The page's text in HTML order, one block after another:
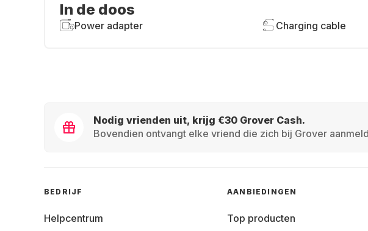
In de doos
Power adapter Charging cable
Nodig vrienden uit, krijg €30 Grover Cash.
Bovendien ontvangt elke vriend die zich bij Grover
BEDRIJF
Helpcentrum
AANBIEDINGEN
Top producten